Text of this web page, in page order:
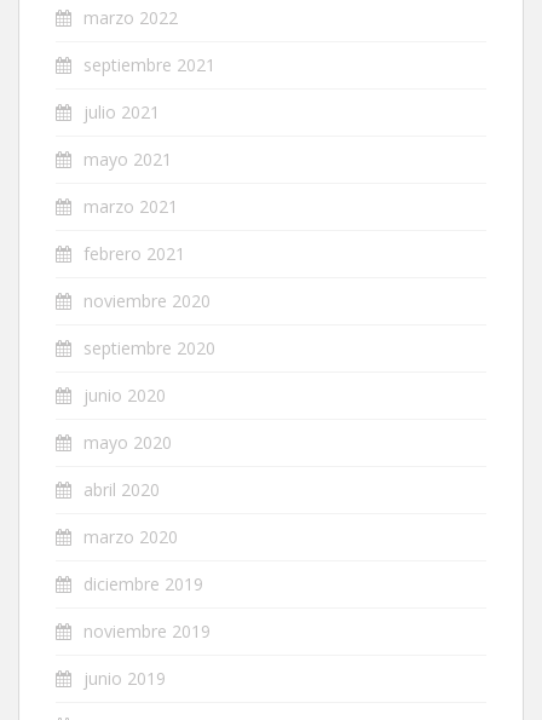
marzo 2022
septiembre 2021
julio 2021
mayo 2021
marzo 2021
febrero 2021
noviembre 2020
septiembre 2020
junio 2020
mayo 2020
abril 2020
marzo 2020
diciembre 2019
noviembre 2019
junio 2019